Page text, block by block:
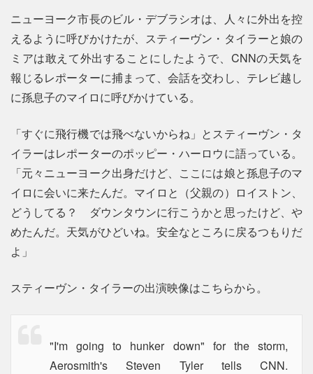
ニューヨーク市長のビル・デブラシオは、人々に外出を控
えるように呼びかけたが、スティーヴン・タイラーと娘の
ミアは敢えて外出することにしたようで、CNNの天気を
報じるレポーターに捕まって、会話を交わし、テレビ越し
に孫息子のマイロに呼びかけている。
「すぐに飛行機では飛べないからね」とスティーヴン・タ
イラーはレポーターのポッピー・ハーロウに語っている。
「元々ニューヨーク出身だけど、ここには娘と孫息子のマ
イロに会いに来たんだ。マイロと（父親の）ロイストン、
どうしてる？ ダウンタウンに行こうかと思ったけど、や
めたんだ。天気がひどいね。安全なところに戻るつもりだ
よ」
スティーヴン・タイラーの出演映像はこちらから。
"I'm going to hunker down" for the storm,
Aerosmith's Steven Tyler tells CNN.